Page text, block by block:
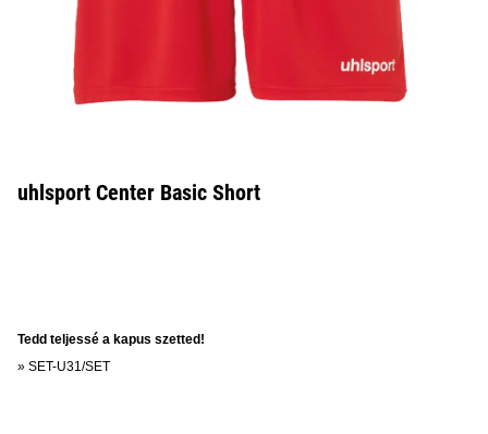
uhlsport Center Basic Short
Tedd teljessé a kapus szetted!
» SET-U31/SET